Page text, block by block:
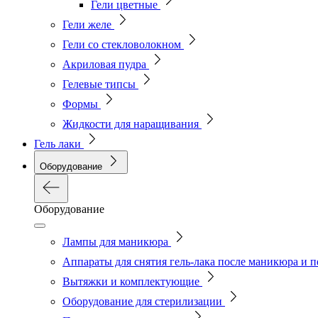
Гели цветные
Гели желе
Гели со стекловолокном
Акриловая пудра
Гелевые типсы
Формы
Жидкости для наращивания
Гель лаки
Оборудование
Оборудование
Лампы для маникюра
Аппараты для снятия гель-лака после маникюра и
Вытяжки и комплектующие
Оборудование для стерилизации